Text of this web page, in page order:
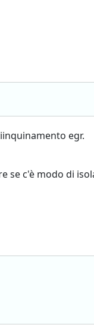
egr.
se c'è modo di